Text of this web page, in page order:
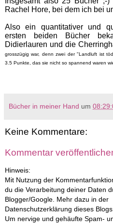
Rachel Hore, bei dem ich bei
Also ein quantitativer und
ersten beiden Bücher
Didierlauren und die
grosszügig war, denn zwei der "Landluft ist
3.5 Punkte, das sie nicht so spannend waren
Bücher in meiner Hand um
Keine Kommentare:
Kommentar
Hinweis:
Mit Nutzung der
du die Verarbeitung deiner Daten
Blogger/Google. Mehr dazu in der
Datenschutzerklärung dieses Blogs.
Um nervige und gehäufte Spam-